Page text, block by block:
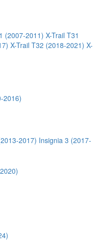
(2007-2011) X-Trail T31
X-Trail T32 (2018-2021) X-
2016)
2017) Insignia 3 (2017-